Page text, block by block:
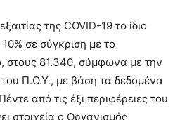
της COVID-19 το ίδιο
σε σύγκριση με το
στους 81.340, σύμφωνα με την
Π.Ο.Υ., με βάση τα δεδομένα
από τις έξι περιφέρειες του
στοιχεία ο Οργανισμός